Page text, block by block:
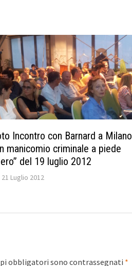
Incontro con Barnard a Milano
manicomio criminale a piede
del 19 luglio 2012
21 Luglio 2012
obbligatori sono contrassegnati *